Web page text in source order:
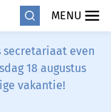
MENU
secretariaat even
18 augustus
vakantie!